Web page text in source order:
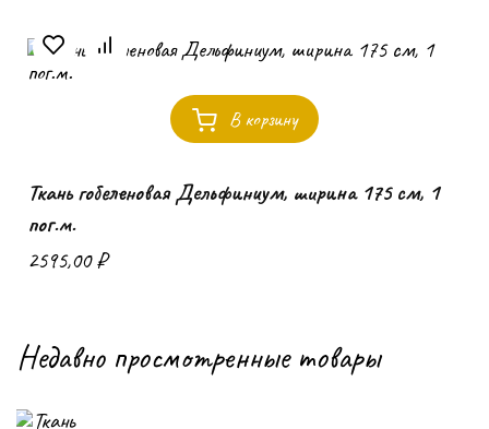
В корзину
Ткань гобеленовая Дельфиниум, ширина 175 см, 1
пог.м.
2595,00₽
Недавно просмотренные товары